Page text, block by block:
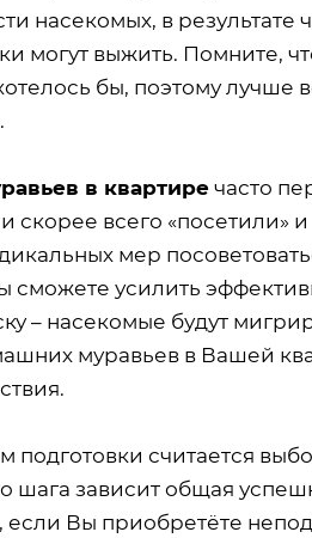
насекомых, в результате
могут выжить. Помните,
бы, поэтому лучше
в квартире часто
скорее всего «посетили»
мер
сможете усилить
– насекомые будут
муравьев в Вашей
считается
шага зависит общая
если Вы приобретёте